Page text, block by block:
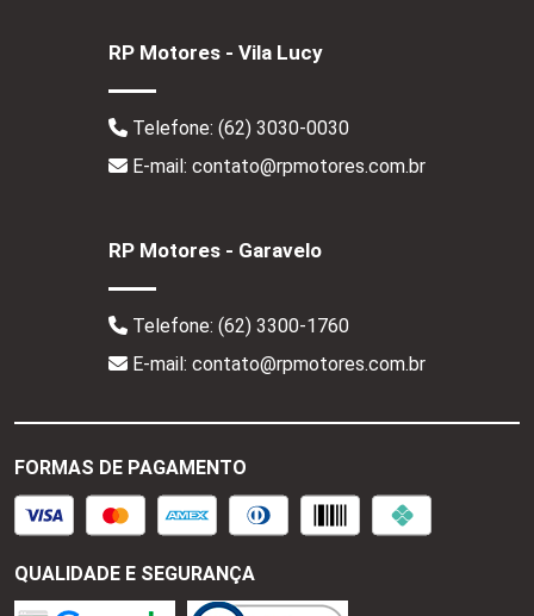
RP Motores - Vila Lucy
Telefone: (62) 3030-0030
E-mail: contato@rpmotores.com.br
RP Motores - Garavelo
Telefone: (62) 3300-1760
E-mail: contato@rpmotores.com.br
FORMAS DE PAGAMENTO
QUALIDADE E SEGURANÇA